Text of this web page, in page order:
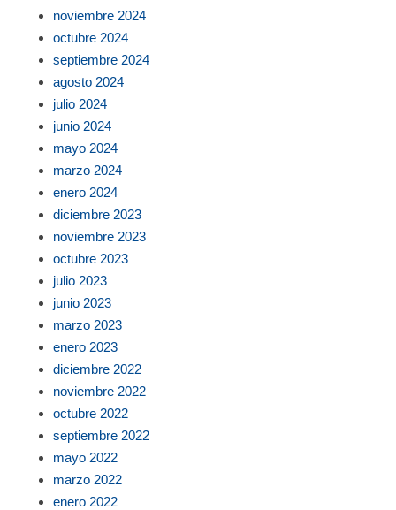
noviembre 2024
octubre 2024
septiembre 2024
agosto 2024
julio 2024
junio 2024
mayo 2024
marzo 2024
enero 2024
diciembre 2023
noviembre 2023
octubre 2023
julio 2023
junio 2023
marzo 2023
enero 2023
diciembre 2022
noviembre 2022
octubre 2022
septiembre 2022
mayo 2022
marzo 2022
enero 2022